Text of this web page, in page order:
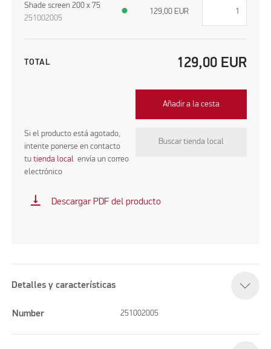
Shade screen 200 x 75
251002005
● 129,00 EUR
TOTAL 129,00 EUR
Añadir a la cesta
Si el producto está agotado,
intente ponerse en contacto
tutienda localenvía un correo
electrónico
Buscar tienda local
vertical_align_bottom Descargar PDF del producto
Detalles y características
Number 251002005